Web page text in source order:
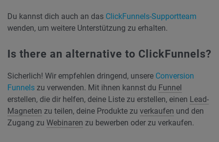
Du kannst dich auch an das ClickFunnels-Supportteam
wenden, um weitere Unterstützung zu erhalten.
Is there an alternative to ClickFunnels?
Sicherlich! Wir empfehlen dringend, unsere Conversion
Funnels zu verwenden. Mit ihnen kannst du Funnel
erstellen, die dir helfen, deine Liste zu erstellen, einen Lead-
Magneten zu teilen, deine Produkte zu verkaufen und den
Zugang zu Webinaren zu bewerben oder zu verkaufen.